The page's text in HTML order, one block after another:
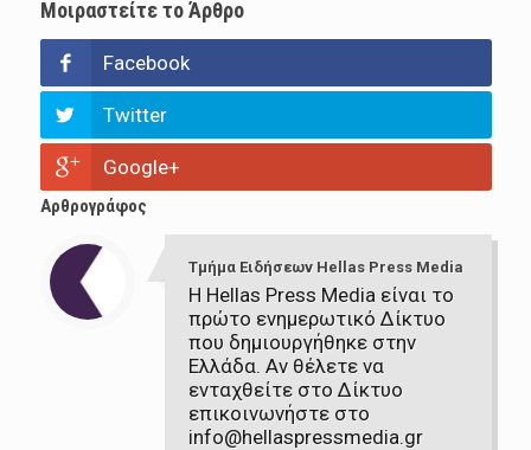
Μοιραστείτε το Άρθρο
Facebook
Twitter
Google+
Αρθρογράφος
Τμήμα Ειδήσεων Hellas Press Media
Η Hellas Press Media είναι το
πρώτο ενημερωτικό Δίκτυο
που δημιουργήθηκε στην
Ελλάδα. Αν θέλετε να
ενταχθείτε στο Δίκτυο
επικοινωνήστε στο
info@hellaspressmedia.gr